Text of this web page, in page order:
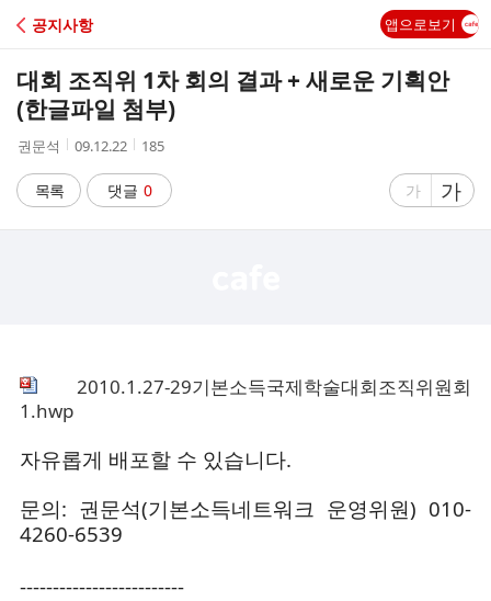
C
A
공지사항 앱으로보기
대회 조직위 1차 회의 결과 + 새로운 기획안
(한글파일 첨부)
작
자
권문석
작
시
간
09.12.22
조
수
185
목록 댓글 0
글
가
글
자
가
2010.1.27-29기본소득국제학술대회조직위원회
1.hwp
자유롭게 배포할 수 있습니다.
문의: 권문석(기본소득네트워크 운영위원) 010-
4260-6539
-------------------------